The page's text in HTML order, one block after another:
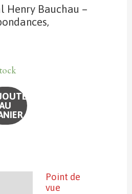
Henry Bauchau –
Point de
vue